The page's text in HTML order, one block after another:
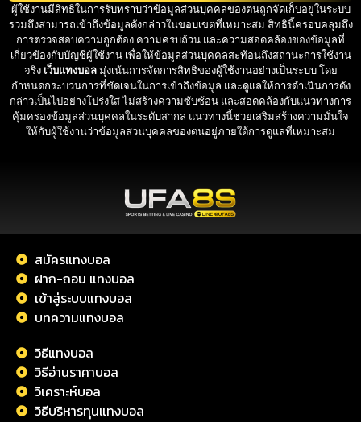
ผู้ใช้งานมีสิทธิในการรับทราบว่าข้อมูลส่วนบุคคลของตนถูกจัดเก็บอยู่ในระบบ
รวมถึงสามารถเข้าถึงข้อมูลดังกล่าวในขอบเขตที่เหมาะสม สิทธินี้ครอบคลุมถึง
การตรวจสอบความถูกต้อง ความครบถ้วน และความสอดคล้องของข้อมูลที่
เกี่ยวข้องกับบัญชีผู้ใช้งาน เพื่อให้ข้อมูลส่วนบุคคลสะท้อนถึงสถานะการใช้งาน
จริง เว็บแทงบอล มุ่งเน้นการจัดการสิทธิของผู้ใช้งานอย่างเป็นระบบ โดย
กำหนดกระบวนการที่ชัดเจนในการเข้าถึงข้อมูล และดูแลให้การดำเนินการดัง
กล่าวเป็นไปอย่างโปร่งใส ไม่สร้างความซับซ้อน และสอดคล้องกับแนวทางการ
คุ้มครองข้อมูลส่วนบุคคลในระดับสากล แนวทางนี้ช่วยเสริมสร้างความมั่นใจ
ให้กับผู้ใช้งานว่าข้อมูลส่วนบุคคลของตนอยู่ภายใต้การดูแลที่เหมาะสม
สมัครแทงบอล
ฝาก-ถอน แทงบอล
เข้าสู่ระบบแทงบอล
บทความแทงบอล
วิธีแทงบอล
วิธีอ่านราคาบอล
วิเคราะห์บอล
วิธีบริหารทุนแทงบอล